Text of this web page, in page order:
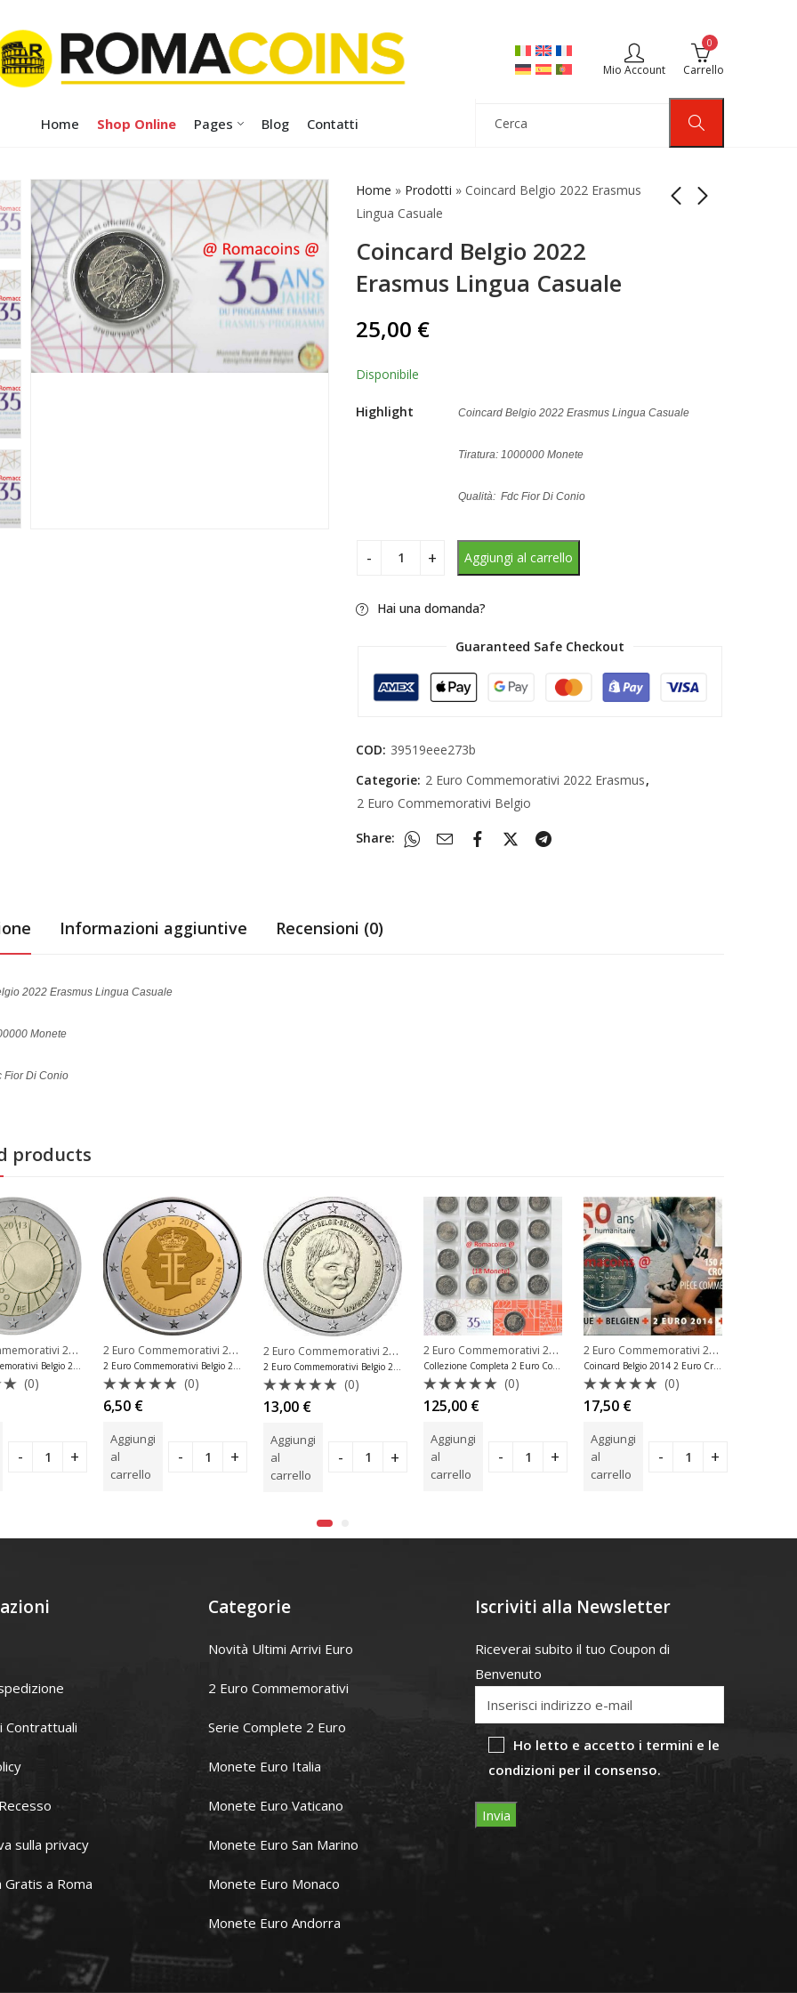
Mio Account
0
Carrello
Home Shop Online Pages Blog Contatti
Home » Prodotti » Coincard Belgio 2022 Erasmus
Lingua Casuale
Coincard Belgio 2022
Erasmus Lingua Casuale
Coincard 2 Euro
Spagna 2022
Sebastián Elcano
Erasmus Lingua
Francese
25,00 €
Disponibile
Highlight Coincard Belgio 2022 Erasmus Lingua Casuale
Tiratura: 1000000 Monete
Qualità: Fdc Fior Di Conio
Aggiungi al carrello
Hai una domanda?
Guaranteed Safe Checkout
COD: 39519eee273b
Categorie: 2 Euro Commemorativi 2022 Erasmus,
2 Euro Commemorativi Belgio
Share:
Informazioni aggiuntive Recensioni (0)
2022 Erasmus Lingua Casuale
Monete
Fior Di Conio
products
Commemorativi Olanda
2 Euro Commemorativi 2013 2 Euro Commemorativi Belgio
2 Euro Commemorativi Belgio 2013 Moneta
(0)
2 Euro Commemorativi 2012 2 Euro Commemorativi Belgio
2 Euro Commemorativi Belgio 2012 Moneta
Valutato
0
5
(0)
6,50 €
Aggiungi
al
carrello
2 Euro Commemorativi 2016 2 Euro Commemorativi Belgio
Valutato
0
5
(0)
13,00 €
Aggiungi
al
carrello
2 Euro Commemorativi 2022 Erasmus ,Serie Complete 2 Euro
Collezione Completa 2 Euro Commemorativi Erasmus Senza Malta
Valutato
0
5
(0)
125,00 €
Aggiungi
al
carrello
2 Euro Commemorativi 2014
Coincard Belgio 2014 2 Euro Croce Rossa Lingua Francese
Valutato
0
5
(0)
17,50 €
Aggiungi
al
carrello
Contrattuali
sulla privacy
Gratis a Roma
Categorie
Novità Ultimi Arrivi Euro
2 Euro Commemorativi
Serie Complete 2 Euro
Monete Euro Italia
Monete Euro Vaticano
Monete Euro San Marino
Monete Euro Monaco
Monete Euro Andorra
Iscriviti alla Newsletter
Riceverai subito il tuo Coupon di
Benvenuto
Ho letto e accetto i termini e le
condizioni per il consenso.